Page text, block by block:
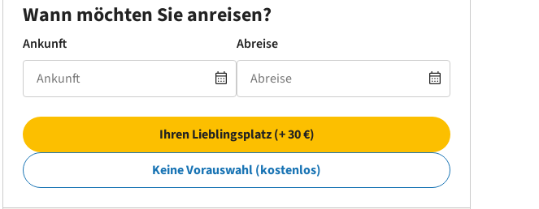
Wann möchten Sie anreisen?
Ankunft Abreise
Ihren Lieblingsplatz (+ 30 €)
Keine Vorauswahl (kostenlos)